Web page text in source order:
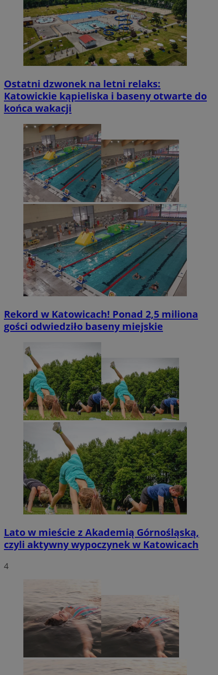
Ostatni dzwonek na letni relaks:
Katowickie kąpieliska i baseny otwarte do
końca wakacji
Rekord w Katowicach! Ponad 2,5 miliona
gości odwiedziło baseny miejskie
Lato w mieście z Akademią Górnośląską,
czyli aktywny wypoczynek w Katowicach
4